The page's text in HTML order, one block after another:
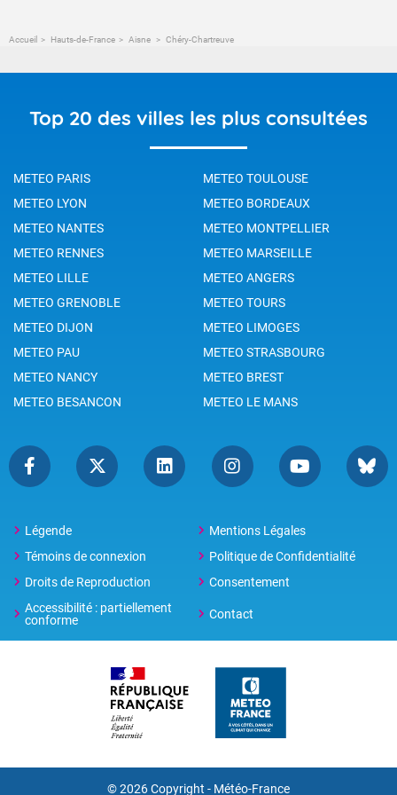
Accueil Hauts-de-France Aisne Chéry-Chartreuve
Top 20 des villes les plus consultées
METEO PARIS
METEO TOULOUSE
METEO LYON
METEO BORDEAUX
METEO NANTES
METEO MONTPELLIER
METEO RENNES
METEO MARSEILLE
METEO LILLE
METEO ANGERS
METEO GRENOBLE
METEO TOURS
METEO DIJON
METEO LIMOGES
METEO PAU
METEO STRASBOURG
METEO NANCY
METEO BREST
METEO BESANCON
METEO LE MANS
Légende
Mentions Légales
Témoins de connexion
Politique de Confidentialité
Droits de Reproduction
Consentement
Accessibilité : partiellement
conforme
Contact
© 2026 Copyright - Météo-France